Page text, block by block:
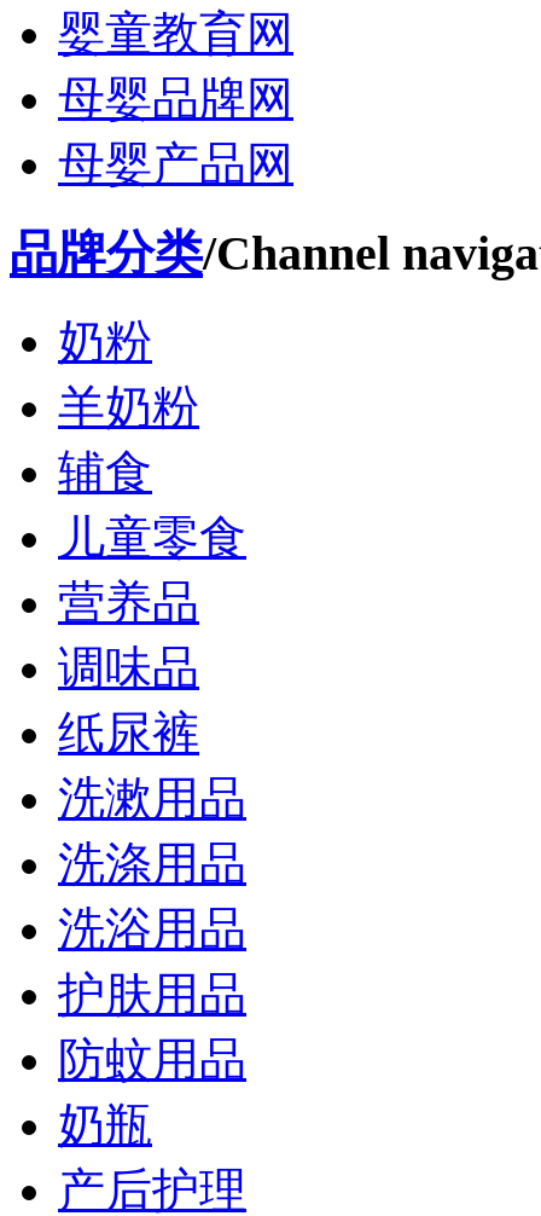
婴童教育网
母婴品牌网
母婴产品网
品牌分类/Channel
奶粉
羊奶粉
辅食
儿童零食
营养品
调味品
纸尿裤
洗漱用品
洗涤用品
洗浴用品
护肤用品
防蚊用品
奶瓶
产后护理